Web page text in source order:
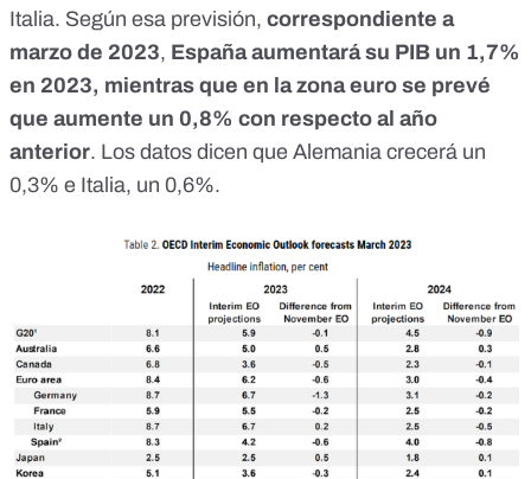
Italia. Según esa previsión, correspondiente a
marzo de 2023, España aumentará su PIB un 1,7%
en 2023, mientras que en la zona euro se prevé
que aumente un 0,8% con respecto al año
anterior. Los datos dicen que Alemania crecerá un
0,3% e Italia, un 0,6%.